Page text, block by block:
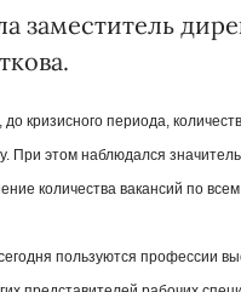
заместитель
кризисного периода,
При этом наблюдался
количества вакансий по
пользуются профессии